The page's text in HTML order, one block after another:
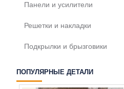
Панели и усилители
Решетки и накладки
Подкрылки и брызговики
ПОПУЛЯРНЫЕ ДЕТАЛИ